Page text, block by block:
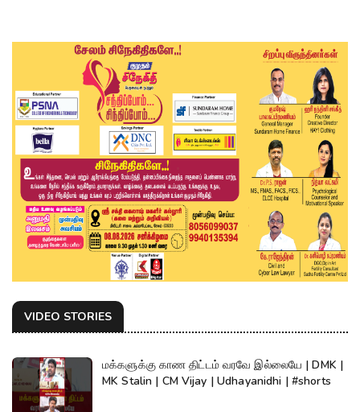
VIDEO STORIES
மக்களுக்கு காண திட்டம் வரவே இல்லையே | DMK |
MK Stalin | CM Vijay | Udhayanidhi | #shorts